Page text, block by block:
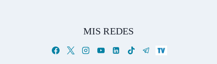
MIS REDES